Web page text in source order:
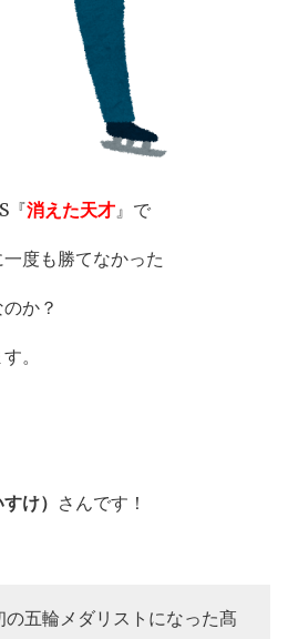
『消えた天才 』で
度も勝てなかった
か？
。
け） さんです！
五輪メダリストになった髙